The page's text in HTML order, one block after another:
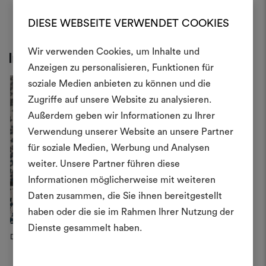
DIESE WEBSEITE VERWENDET COOKIES
Wir verwenden Cookies, um Inhalte und
Anzeigen zu personalisieren, Funktionen für
soziale Medien anbieten zu können und die
Zugriffe auf unsere Website zu analysieren.
Außerdem geben wir Informationen zu Ihrer
Verwendung unserer Website an unsere Partner
für soziale Medien, Werbung und Analysen
weiter. Unsere Partner führen diese
Informationen möglicherweise mit weiteren
Daten zusammen, die Sie ihnen bereitgestellt
haben oder die sie im Rahmen Ihrer Nutzung der
Dienste gesammelt haben.
Inspiration
Dedar Campaign, 2026
Créer
Un instrument interactif
à vos idées et les partager,
des matériaux et des
projets.